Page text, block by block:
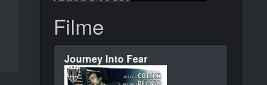
Filme
Journey Into Fear